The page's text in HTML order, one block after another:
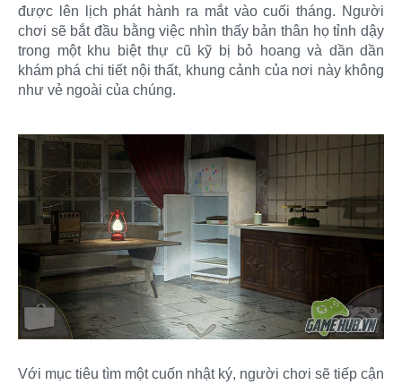
được lên lịch phát hành ra mắt vào cuối tháng. Người
chơi sẽ bắt đầu bằng việc nhìn thấy bản thân họ tỉnh dậy
trong một khu biệt thự cũ kỹ bị bỏ hoang và dần dần
khám phá chi tiết nội thất, khung cảnh của nơi này không
như vẻ ngoài của chúng.
Với mục tiêu tìm một cuốn nhật ký, người chơi sẽ tiếp cận